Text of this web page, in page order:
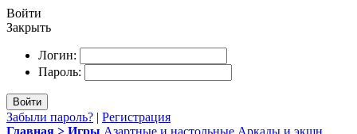
Войти
Закрыть
Логин:
Пароль:
Войти
Забыли пароль? | Регистрация
Главная > Игры Азартные и настольные Аркады и экшн